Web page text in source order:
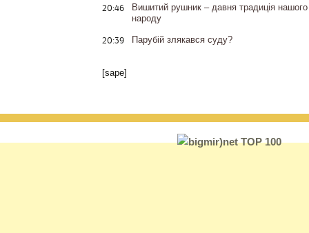
20:46
Вишитий рушник – давня традиція нашого
народу
20:39 Парубій злякався суду?
[sape]